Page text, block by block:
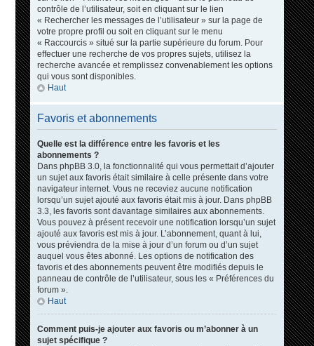
contrôle de l’utilisateur, soit en cliquant sur le lien
« Rechercher les messages de l’utilisateur » sur la page de
votre propre profil ou soit en cliquant sur le menu
« Raccourcis » situé sur la partie supérieure du forum. Pour
effectuer une recherche de vos propres sujets, utilisez la
recherche avancée et remplissez convenablement les options
qui vous sont disponibles.
Haut
Favoris et abonnements
Quelle est la différence entre les favoris et les
abonnements ?
Dans phpBB 3.0, la fonctionnalité qui vous permettait d’ajouter
un sujet aux favoris était similaire à celle présente dans votre
navigateur internet. Vous ne receviez aucune notification
lorsqu’un sujet ajouté aux favoris était mis à jour. Dans phpBB
3.3, les favoris sont davantage similaires aux abonnements.
Vous pouvez à présent recevoir une notification lorsqu’un sujet
ajouté aux favoris est mis à jour. L’abonnement, quant à lui,
vous préviendra de la mise à jour d’un forum ou d’un sujet
auquel vous êtes abonné. Les options de notification des
favoris et des abonnements peuvent être modifiés depuis le
panneau de contrôle de l’utilisateur, sous les « Préférences du
forum ».
Haut
Comment puis-je ajouter aux favoris ou m’abonner à un
sujet spécifique ?